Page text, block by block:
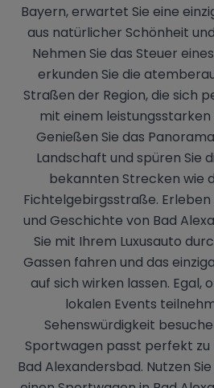
Bayern, erwartet Sie eine
aus natürlicher Schönheit
Nehmen Sie das Steuer
erkunden Sie die
Straßen der Region, die sich
mit einem leistungsstarken
Genießen Sie das
Landschaft und spüren Sie
bekannten Strecken wie
Fichtelgebirgsstraße. Erleben
und Geschichte von Bad
Sie mit Ihrem Luxusauto
Gassen fahren und das
auf sich wirken lassen. Egal,
lokalen Events
Sehenswürdigkeit
Sportwagen passt perfekt
Bad Alexandersbad. Nutzen